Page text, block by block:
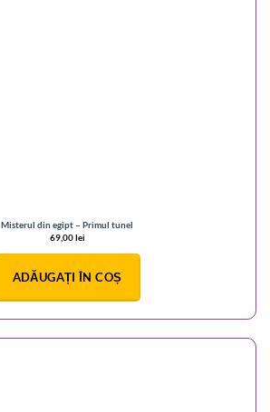
Misterul din egipt – Primul tunel
69,00lei
ADĂUGAȚI ÎN COȘ